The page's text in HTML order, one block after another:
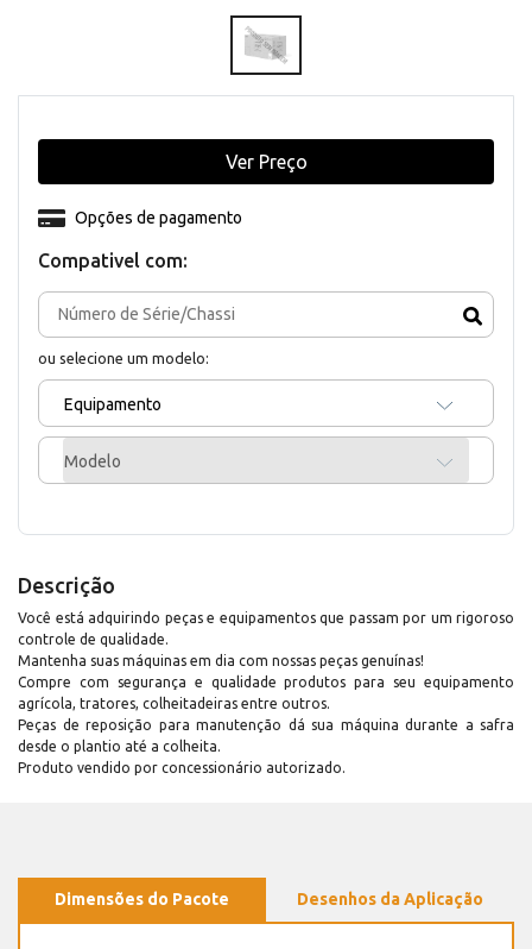
Compativel com:
ou selecione um modelo:
Equipamento
Modelo
Opções de pagamento
Ver Preço
Descrição
Você está adquirindo peças e equipamentos que passam por um rigoroso
controle de qualidade.
Mantenha suas máquinas em dia com nossas peças genuínas!
Compre com segurança e qualidade produtos para seu equipamento
agrícola, tratores, colheitadeiras entre outros.
Peças de reposição para manutenção dá sua máquina durante a safra
desde o plantio até a colheita.
Produto vendido por concessionário autorizado.
Dimensões do Pacote Desenhos da Aplicação